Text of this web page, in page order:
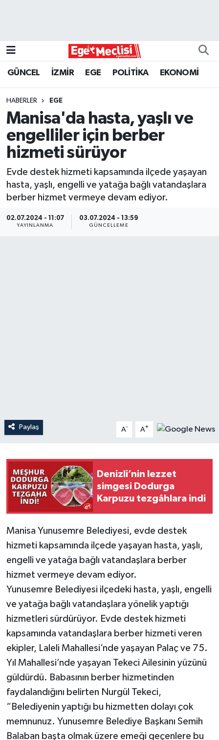
GÜNCEL İZMİR EGE POLİTİKA EKONOMİ
HABERLER EGE
Manisa'da hasta, yaşlı ve
engelliler için berber
hizmeti sürüyor
Evde destek hizmeti kapsamında ilçede yaşayan
hasta, yaşlı, engelli ve yatağa bağlı vatandaşlara
berber hizmet vermeye devam ediyor.
02.07.2024 - 11:07
YAYINLANMA
03.07.2024 - 13:59
GÜNCELLEME
Paylaş A- A+
Denizli’nin lezzet
simgesi Dodurga
Karpuzu tezgâhlara indi
Manisa Yunusemre Belediyesi, evde destek
hizmeti kapsamında ilçede yaşayan hasta, yaşlı,
engelli ve yatağa bağlı vatandaşlara berber
hizmet vermeye devam ediyor.
Yunusemre Belediyesi ilçedeki hasta, yaşlı, engelli
ve yatağa bağlı vatandaşlara yönelik yaptığı
hizmetleri sürdürüyor. Evde destek hizmeti
kapsamında vatandaşlara berber hizmeti veren
ekipler, Laleli Mahallesi’nde yaşayan Palaç ve 75.
Yıl Mahallesi’nde yaşayan Tekeci Ailesinin yüzünü
güldürdü. Babasının berber hizmetinden
faydalandığını belirten Nurgül Tekeci,
“Belediyenin yaptığı bu hizmetten dolayı çok
memnunuz. Yunusemre Belediye Başkanı Semih
Balaban başta olmak üzere emeği geçenlere bu
GÜNCEL
İZMİR
ÖZEL HABER
Programlar